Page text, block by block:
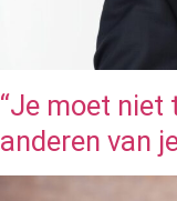
“Je moet niet
anderen van